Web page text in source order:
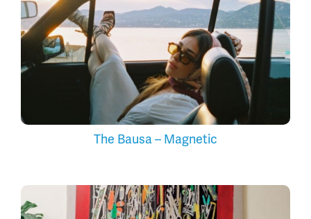
The Bausa – Magnetic